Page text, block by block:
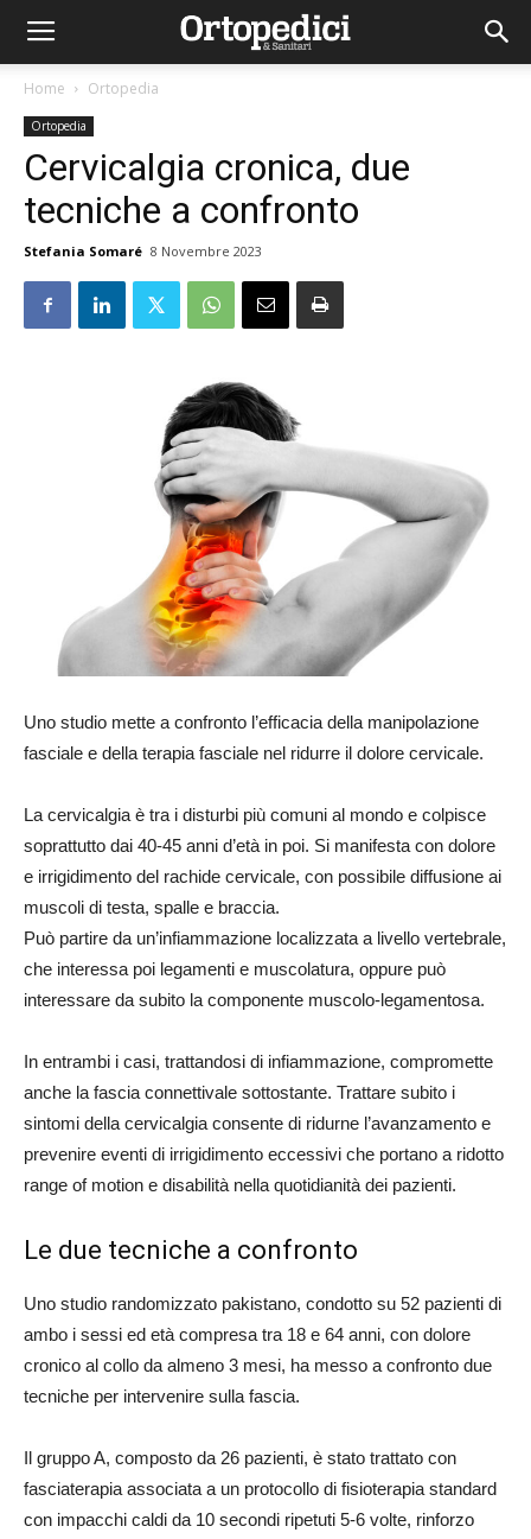
Home Ortopedia
Ortopedia
Cervicalgia cronica, due
tecniche a confronto
Stefania Somaré 8 Novembre 2023
Uno studio mette a confronto l’efficacia della manipolazione
fasciale e della terapia fasciale nel ridurre il dolore cervicale.
La cervicalgia è tra i disturbi più comuni al mondo e colpisce
soprattutto dai 40-45 anni d’età in poi. Si manifesta con dolore
e irrigidimento del rachide cervicale, con possibile diffusione ai
muscoli di testa, spalle e braccia.
Può partire da un’infiammazione localizzata a livello vertebrale,
che interessa poi legamenti e muscolatura, oppure può
interessare da subito la componente muscolo-legamentosa.
In entrambi i casi, trattandosi di infiammazione, compromette
anche la fascia connettivale sottostante. Trattare subito i
sintomi della cervicalgia consente di ridurne l’avanzamento e
prevenire eventi di irrigidimento eccessivi che portano a ridotto
range of motion e disabilità nella quotidianità dei pazienti.
Le due tecniche a confronto
Uno studio randomizzato pakistano, condotto su 52 pazienti di
ambo i sessi ed età compresa tra 18 e 64 anni, con dolore
cronico al collo da almeno 3 mesi, ha messo a confronto due
tecniche per intervenire sulla fascia.
Il gruppo A, composto da 26 pazienti, è stato trattato con
fasciaterapia associata a un protocollo di fisioterapia standard
con impacchi caldi da 10 secondi ripetuti 5-6 volte, rinforzo